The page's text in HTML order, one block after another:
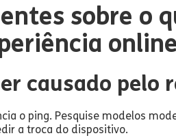
sobre o
causado pelo
o ping. Pesquise modelos
a troca do dispositivo.